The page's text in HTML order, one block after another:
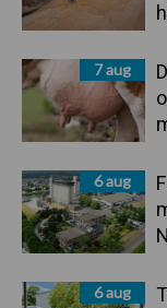
7 aug
6 aug
6 aug